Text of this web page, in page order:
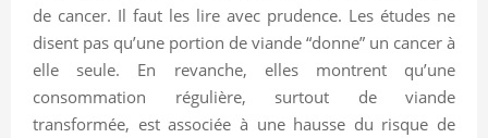
de cancer. Il faut les lire avec prudence. Les études ne
disent pas qu’une portion de viande “donne” un cancer à
elle seule. En revanche, elles montrent qu’une
consommation régulière, surtout de viande
transformée, est associée à une hausse du risque de